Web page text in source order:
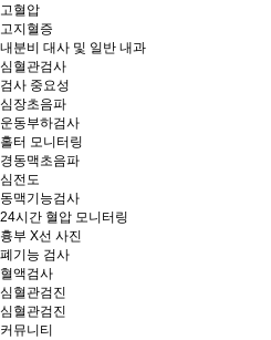
고혈압
고지혈증
내분비 대사 및 일반 내과
심혈관검사
검사 중요성
심장초음파
운동부하검사
홀터 모니터링
경동맥초음파
심전도
동맥기능검사
24시간 혈압 모니터링
흉부 X선 사진
폐기능 검사
혈액검사
심혈관검진
심혈관검진
커뮤니티